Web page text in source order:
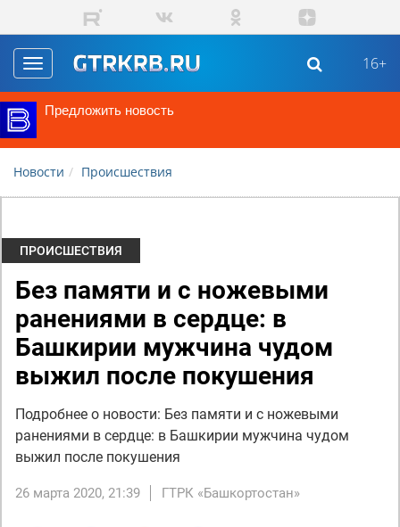
Перейти к основному содержанию
Toggle
navigation
16+
Предложить новость
Новости Происшествия
ПРОИСШЕСТВИЯ
Без памяти и с ножевыми
ранениями в сердце: в
Башкирии мужчина чудом
выжил после покушения
Подробнее о новости: Без памяти и с ножевыми
ранениями в сердце: в Башкирии мужчина чудом
выжил после покушения
26 марта 2020, 21:39 ГТРК «Башкортостан»